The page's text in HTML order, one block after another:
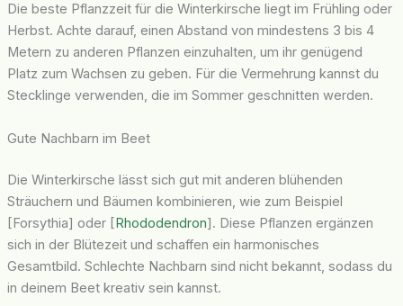
Die beste Pflanzzeit für die Winterkirsche liegt im Frühling oder
Herbst. Achte darauf, einen Abstand von mindestens 3 bis 4
Metern zu anderen Pflanzen einzuhalten, um ihr genügend
Platz zum Wachsen zu geben. Für die Vermehrung kannst du
Stecklinge verwenden, die im Sommer geschnitten werden.
Gute Nachbarn im Beet
Die Winterkirsche lässt sich gut mit anderen blühenden
Sträuchern und Bäumen kombinieren, wie zum Beispiel
[Forsythia] oder [Rhododendron]. Diese Pflanzen ergänzen
sich in der Blütezeit und schaffen ein harmonisches
Gesamtbild. Schlechte Nachbarn sind nicht bekannt, sodass du
in deinem Beet kreativ sein kannst.